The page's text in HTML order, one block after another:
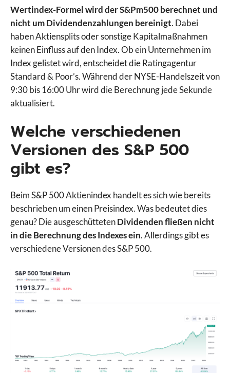
Wertindex-Formel wird der S&Pm500 berechnet und
nicht um Dividendenzahlungen bereinigt. Dabei
haben Aktiensplits oder sonstige Kapitalmaßnahmen
keinen Einfluss auf den Index. Ob ein Unternehmen im
Index gelistet wird, entscheidet die Ratingagentur
Standard & Poor’s. Während der NYSE-Handelszeit von
9:30 bis 16:00 Uhr wird die Berechnung jede Sekunde
aktualisiert.
Welche verschiedenen
Versionen des S&P 500
gibt es?
Beim S&P 500 Aktienindex handelt es sich wie bereits
beschrieben um einen Preisindex. Was bedeutet dies
genau? Die ausgeschüttetenDividenden fließen nicht
in die Berechnung des Indexes ein. Allerdings gibt es
verschiedene Versionen des S&P 500.